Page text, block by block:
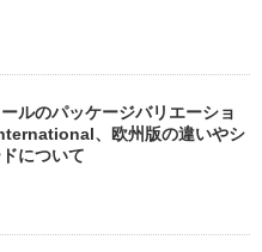
ルのパッケージバリエーショ
、欧州版の違いやシ
について